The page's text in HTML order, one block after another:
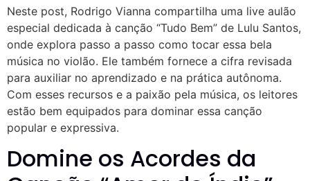
Neste post, Rodrigo Vianna compartilha uma live aulão
especial dedicada à canção “Tudo Bem” de Lulu Santos,
onde explora passo a passo como tocar essa bela
música no violão. Ele também fornece a cifra revisada
para auxiliar no aprendizado e na prática autônoma.
Com esses recursos e a paixão pela música, os leitores
estão bem equipados para dominar essa canção
popular e expressiva.
Domine os Acordes da